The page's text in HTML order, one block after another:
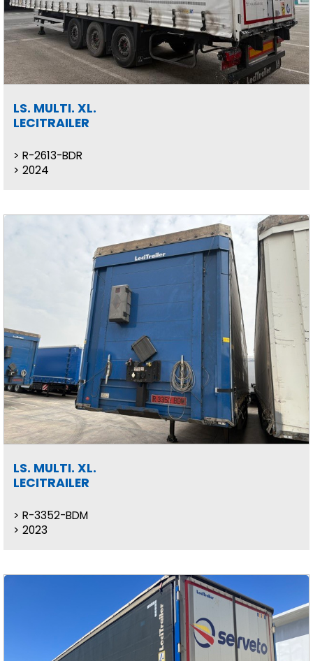
LS. MULTI. XL.
LECITRAILER
R-2613-BDR
2024
LS. MULTI. XL.
LECITRAILER
R-3352-BDM
2023